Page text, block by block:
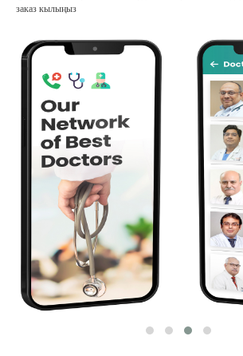
заказ кылыңыз